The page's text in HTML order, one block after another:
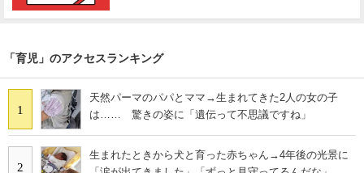
「育児」のアクセスランキング
1
天然パーマのパパとママ→生まれてきた2人の女の子
は…… 驚きの姿に「遺伝って不思議ですね」
2
生まれたときから犬と育った赤ちゃん→4年後の光景に